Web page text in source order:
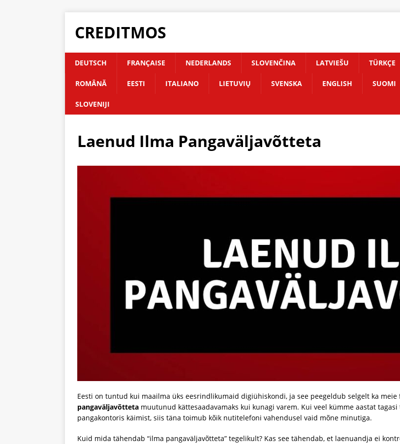
CREDITMOS
DEUTSCH FRANÇAISE NEDERLANDS SLOVENČINA LATVIEŠU TÜRKÇE
ROMÂNĂ EESTI ITALIANO LIETUVIŲ SVENSKA ENGLISH SUOMI
SLOVENIJI
Laenud Ilma Pangaväljavõtteta
Eesti on tuntud kui maailma üks eesrindlikumaid digiühiskondi, ja see peegeldub selgelt ka meie
pangaväljavõtteta muutunud kättesaadavamaks kui kunagi varem. Kui veel kümme aastat
pangakontoris käimist, siis täna toimub kõik nutitelefoni vahendusel vaid mõne minutiga.
Kuid mida tähendab “ilma pangaväljavõtteta” tegelikult? Kas see tähendab, et laenuandja ei